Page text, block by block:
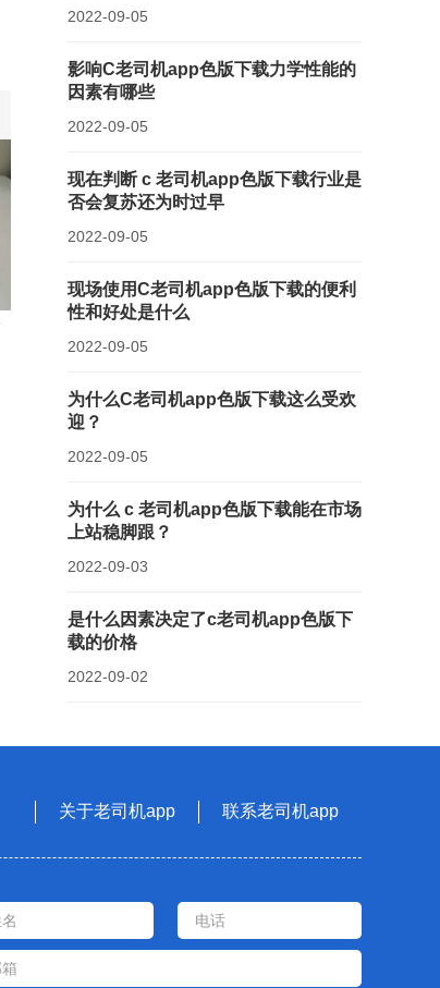
2022-09-05
影响C老司机app色版下载力学性能的
因素有哪些
2022-09-05
现在判断 c 老司机app色版下载行业是
否会复苏还为时过早
2022-09-05
现场使用C老司机app色版下载的便利
性和好处是什么
2022-09-05
为什么C老司机app色版下载这么受欢
迎？
2022-09-05
为什么 c 老司机app色版下载能在市场
上站稳脚跟？
2022-09-03
是什么因素决定了c老司机app色版下
载的价格
2022-09-02
关于老司机app 联系老司机app